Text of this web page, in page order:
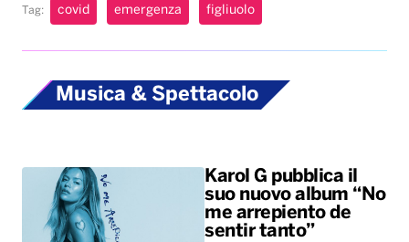
Tag: covid emergenza figliuolo
Musica & Spettacolo
Karol G pubblica il
suo nuovo album “No
me arrepiento de
sentir tanto”